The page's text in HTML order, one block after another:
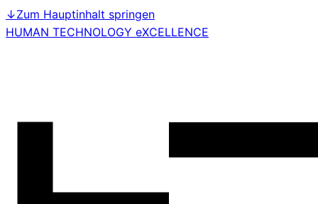
↓Zum Hauptinhalt springen
HUMAN TECHNOLOGY eXCELLENCE